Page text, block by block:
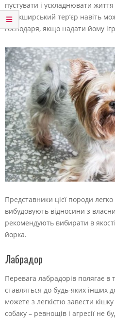
пустувати і ускладнювати життя
Йоркширський тер’єр навіть
господаря, якщо надати йому
Представники цієї породи
вибудовують відносини з
рекомендують вибирати в
йорка.
Лабрадор
Перевага лабрадорів полягає
ставляться до будь-яких інших
можете з легкістю завести
собаку – ревнощів і агресії не